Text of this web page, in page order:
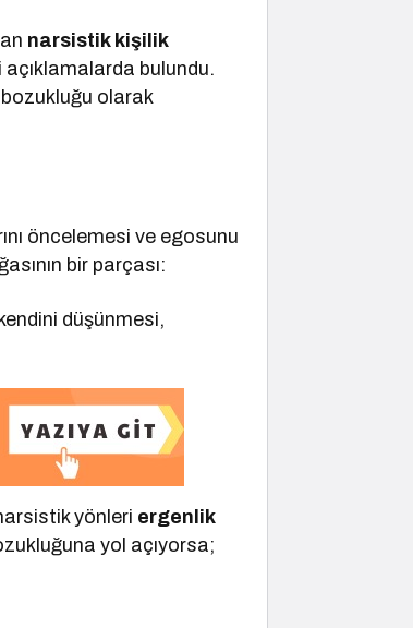
narsistik kişilik
bulundu.
olarak
öncelemesi ve egosunu
bir parçası:
düşünmesi,
yönleri ergenlik
yol açıyorsa;